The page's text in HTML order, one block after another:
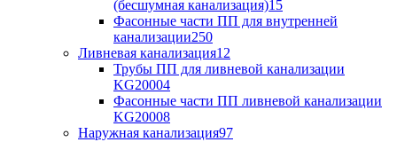
(бесшумная канализация)15
Фасонные части ПП для внутренней
канализации250
Ливневая канализация12
Трубы ПП для ливневой канализации
KG20004
Фасонные части ПП ливневой канализации
KG20008
Наружная канализация97